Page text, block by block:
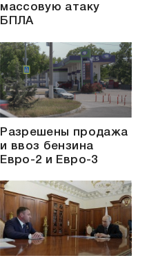
массовую атаку
БПЛА
Разрешены продажа
и ввоз бензина
Евро-2 и Евро-3